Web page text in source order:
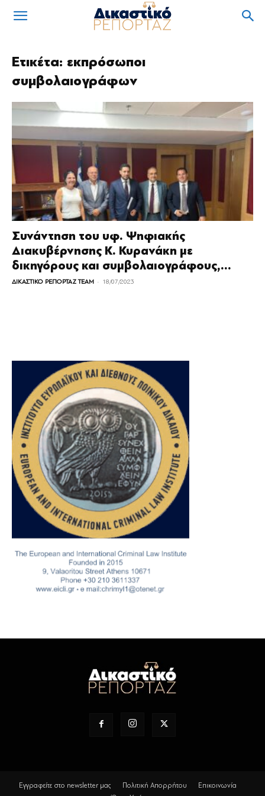
Ετικέτα: εκπρόσωποι
συμβολαιογράφων
Συνάντηση του υφ. Ψηφιακής
Διακυβέρνησης Κ. Κυρανάκη με
δικηγόρους και συμβολαιογράφους,...
ΔΙΚΑΣΤΙΚΟ ΡΕΠΟΡΤΑΖ TEAM - 18/07/2023
Εγγραφείτε στο newsletter μας Πολιτική Απορρήτου
Επικοινωνία